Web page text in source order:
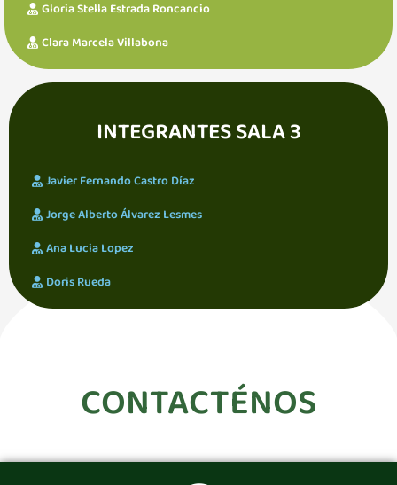
Gloria Stella Estrada Roncancio
Clara Marcela Villabona
INTEGRANTES SALA 3
Javier Fernando Castro Díaz
Jorge Alberto Álvarez Lesmes
Ana Lucia Lopez
Doris Rueda
CONTACTÉNOS